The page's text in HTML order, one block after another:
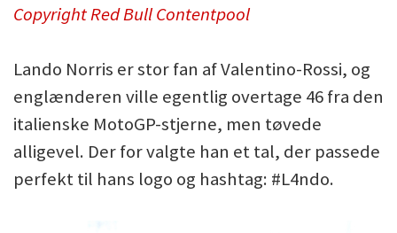
Copyright Red Bull Contentpool
Lando Norris er stor fan af Valentino-Rossi, og
englænderen ville egentlig overtage 46 fra den
italienske MotoGP-stjerne, men tøvede
alligevel. Der for valgte han et tal, der passede
perfekt til hans logo og hashtag: #L4ndo.